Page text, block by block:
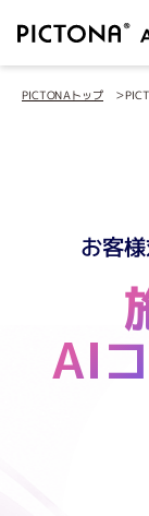
PICTONAトップ
お客
AI